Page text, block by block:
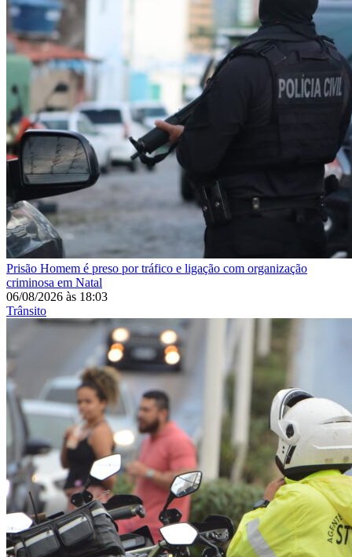
Prisão Homem é preso por tráfico e ligação com organização
criminosa em Natal
06/08/2026 às 18:03
Trânsito